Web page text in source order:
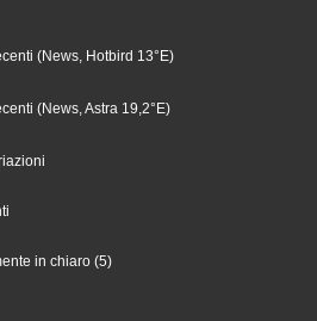
(News, Hotbird 13°E)
(News, Astra 19,2°E)
in chiaro (5)